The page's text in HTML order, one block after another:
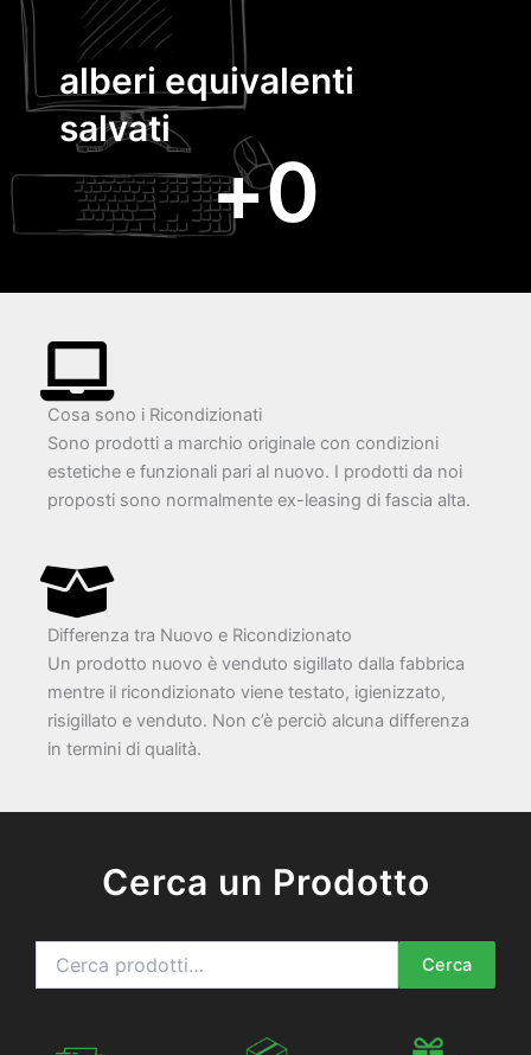
alberi equivalenti
salvati
+0
Cosa sono i Ricondizionati
Sono prodotti a marchio originale con condizioni
estetiche e funzionali pari al nuovo. I prodotti da noi
proposti sono normalmente ex-leasing di fascia alta.
Differenza tra Nuovo e Ricondizionato
Un prodotto nuovo è venduto sigillato dalla fabbrica
mentre il ricondizionato viene testato, igienizzato,
risigillato e venduto. Non c’è perciò alcuna differenza
in termini di qualità.
Cerca un Prodotto
Cerca:
Cerca